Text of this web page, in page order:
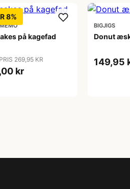
8%
på kagefad
269,95 KR
kr
BIGJIGS
Donut
149,95